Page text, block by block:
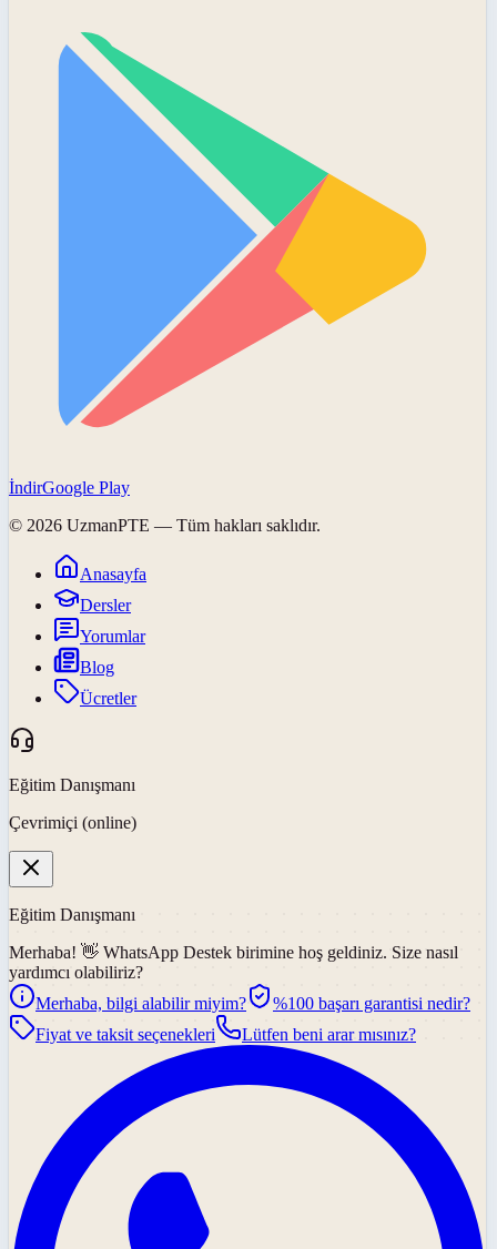
İndirGoogle Play
© 2026 UzmanPTE — Tüm hakları saklıdır.
Anasayfa
Dersler
Yorumlar
Blog
Ücretler
Eğitim Danışmanı
Çevrimiçi (online)
Eğitim Danışmanı
Merhaba! 👋 WhatsApp Destek birimine hoş geldiniz. Size nasıl
yardımcı olabiliriz?
Merhaba, bilgi alabilir miyim?
%100 başarı garantisi nedir?
Fiyat ve taksit seçenekleri
Lütfen beni arar mısınız?